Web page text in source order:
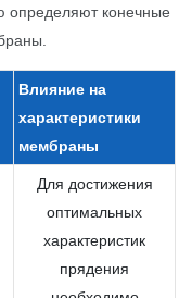
определяют конечные
Влияние на
характеристики
мембраны
Для достижения
оптимальных
характеристик
прядения